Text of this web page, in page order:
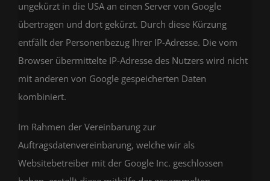
ungekürzt in die USA an einen Server von Google
übertragen und dort gekürzt. Durch diese Kürzung
entfällt der Personenbezug Ihrer IP-Adresse. Die vom
Browser übermittelte IP-Adresse des Nutzers wird nicht
mit anderen von Google gespeicherten Daten
kombiniert.
Im Rahmen der Vereinbarung zur
Auftragsdatenvereinbarung, welche wir als
Websitebetreiber mit der Google Inc. geschlossen